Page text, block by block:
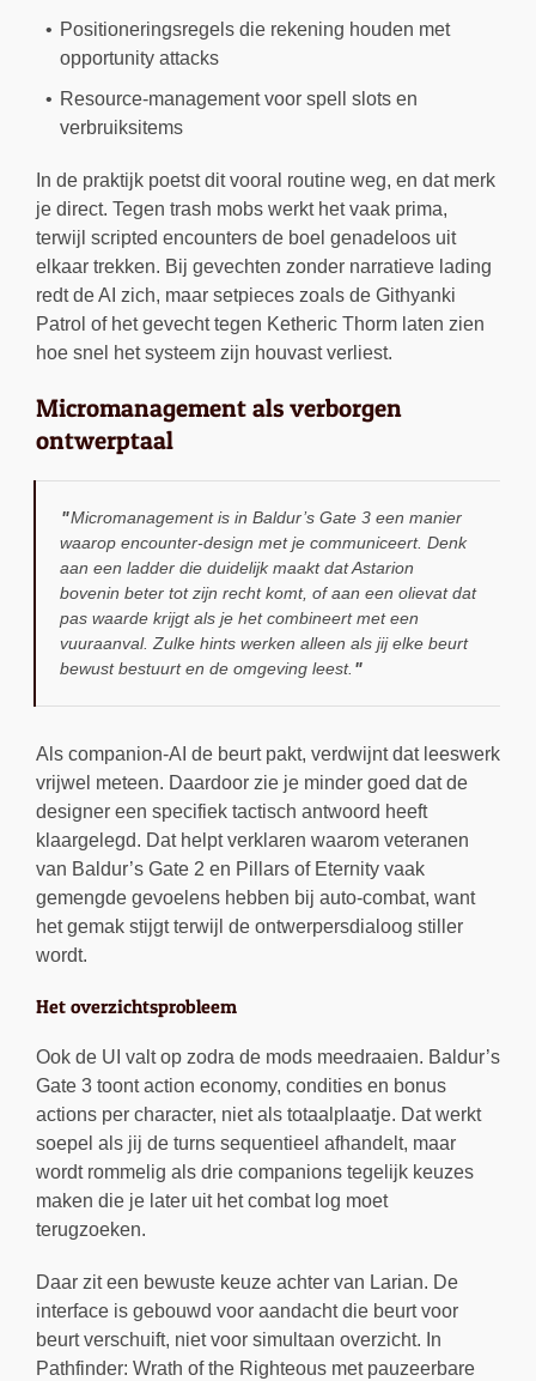
Positioneringsregels die rekening houden met
opportunity attacks
Resource-management voor spell slots en
verbruiksitems
In de praktijk poetst dit vooral routine weg, en dat merk
je direct. Tegen trash mobs werkt het vaak prima,
terwijl scripted encounters de boel genadeloos uit
elkaar trekken. Bij gevechten zonder narratieve lading
redt de AI zich, maar setpieces zoals de Githyanki
Patrol of het gevecht tegen Ketheric Thorm laten zien
hoe snel het systeem zijn houvast verliest.
Micromanagement als verborgen
ontwerptaal
Micromanagement is in Baldur’s Gate 3 een manier
waarop encounter-design met je communiceert. Denk
aan een ladder die duidelijk maakt dat Astarion
bovenin beter tot zijn recht komt, of aan een olievat dat
pas waarde krijgt als je het combineert met een
vuuraanval. Zulke hints werken alleen als jij elke beurt
bewust bestuurt en de omgeving leest.
Als companion-AI de beurt pakt, verdwijnt dat leeswerk
vrijwel meteen. Daardoor zie je minder goed dat de
designer een specifiek tactisch antwoord heeft
klaargelegd. Dat helpt verklaren waarom veteranen
van Baldur’s Gate 2 en Pillars of Eternity vaak
gemengde gevoelens hebben bij auto-combat, want
het gemak stijgt terwijl de ontwerpersdialoog stiller
wordt.
Het overzichtsprobleem
Ook de UI valt op zodra de mods meedraaien. Baldur’s
Gate 3 toont action economy, condities en bonus
actions per character, niet als totaalplaatje. Dat werkt
soepel als jij de turns sequentieel afhandelt, maar
wordt rommelig als drie companions tegelijk keuzes
maken die je later uit het combat log moet
terugzoeken.
Daar zit een bewuste keuze achter van Larian. De
interface is gebouwd voor aandacht die beurt voor
beurt verschuift, niet voor simultaan overzicht. In
Pathfinder: Wrath of the Righteous met pauzeerbare